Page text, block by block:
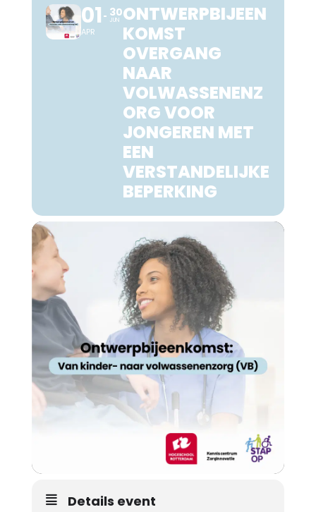
01
APR
30
JUN ONTWERPBIJEEN
KOMST
OVERGANG
NAAR
VOLWASSENENZ
ORG VOOR
JONGEREN MET
EEN
VERSTANDELIJKE
BEPERKING
Details event